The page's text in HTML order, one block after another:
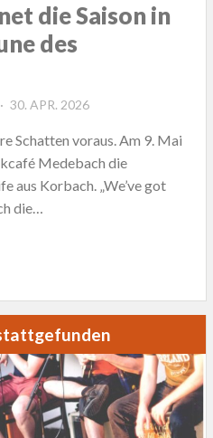
die Saison in
des
POSTED
30. APR. 2026
Schatten voraus. Am 9. Mai
Medebach die
aus Korbach. „We’ve got
die…